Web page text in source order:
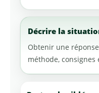
Décrire la
Obtenir une
méthode,